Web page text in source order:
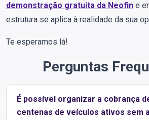
demonstração gratuita da Neofin e
estrutura se aplica à realidade da sua
Te esperamos lá!
Perguntas
É possível organizar a cobrança
centenas de veículos ativos sem